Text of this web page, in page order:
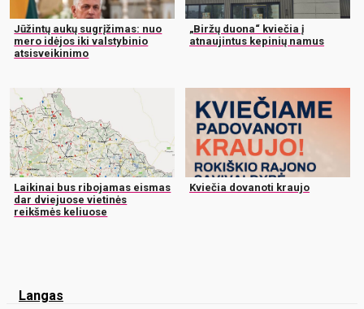
Jūžintų aukų sugrįžimas: nuo
mero idėjos iki valstybinio
atsisveikinimo
„Biržų duona“ kviečia į
atnaujintus kepinių namus
Laikinai bus ribojamas eismas
dar dviejuose vietinės
reikšmės keliuose
Kviečia dovanoti kraujo
Langas